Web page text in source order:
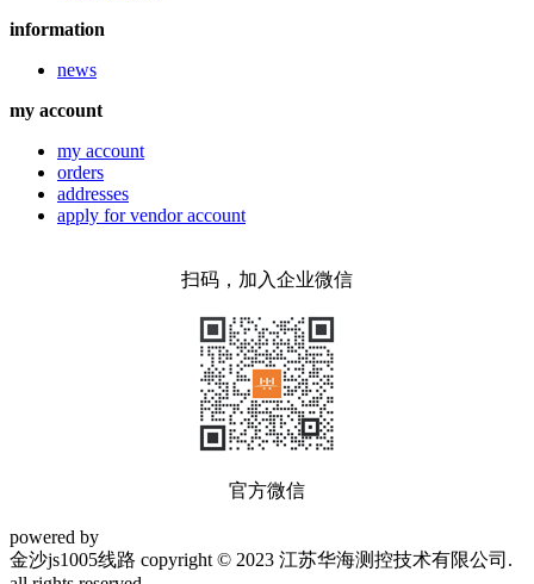
information
news
my account
my account
orders
addresses
apply for vendor account
扫码，加入企业微信
官方微信
powered by
金沙js1005线路 copyright © 2023 江苏华海测控技术有限公司.